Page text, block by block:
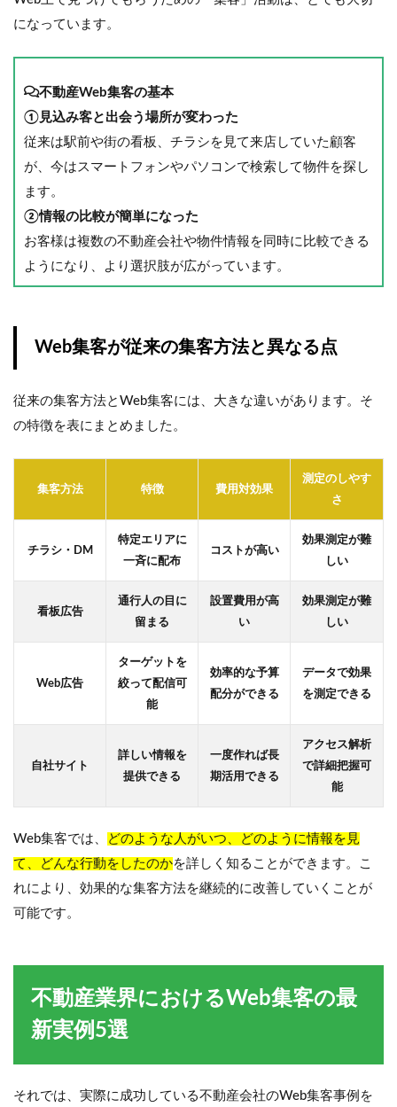
になっています。
不動産Web集客の基本
①見込み客と出会う場所が変わった
従来は駅前や街の看板、チラシを見て来店していた顧客
が、今はスマートフォンやパソコンで検索して物件を探し
ます。
②情報の比較が簡単になった
お客様は複数の不動産会社や物件情報を同時に比較できる
ようになり、より選択肢が広がっています。
Web集客が従来の集客方法と異なる点
従来の集客方法とWeb集客には、大きな違いがあります。そ
の特徴を表にまとめました。
集客方法 特徴 費用対効果
測定のしやす
さ
チラシ・DM
特定エリアに
一斉に配布
コストが高い
効果測定が難
しい
看板広告
通行人の目に
留まる
設置費用が高
い
効果測定が難
しい
Web広告
ターゲットを
絞って配信可
能
効率的な予算
配分ができる
データで効果
を測定できる
自社サイト
詳しい情報を
提供できる
一度作れば長
期活用できる
アクセス解析
で詳細把握可
能
Web集客では、
どのような人がいつ、どのように情報を見
て、どんな行動をしたのかを詳しく知ることができます。こ
れにより、効果的な集客方法を継続的に改善していくことが
可能です。
不動産業界におけるWeb集客の最
新実例5選
それでは、実際に成功している不動産会社のWeb集客事例を